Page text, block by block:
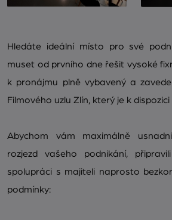
Hledáte ideální místo pro své
muset od prvního dne řešit vysoké
k pronájmu plně vybavený a
Filmového uzlu Zlín, který je k dispozici
Abychom vám maximálně
rozjezd vašeho podnikání,
spolupráci s majiteli naprosto
podmínky: